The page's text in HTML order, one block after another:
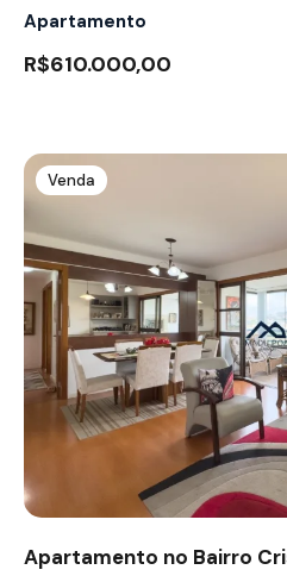
Apartamento
R$610.000,00
Venda
Apartamento no Bairro